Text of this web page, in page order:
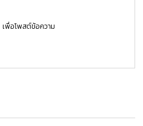
เพื่อโพสต์ข้อความ